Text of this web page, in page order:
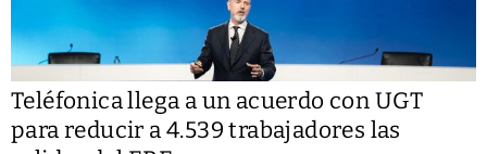
Teléfonica llega a un acuerdo con UGT
para reducir a 4.539 trabajadores las